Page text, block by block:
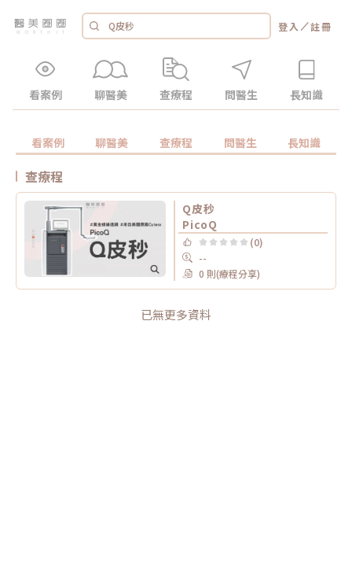
登入 ／註冊
看案例 聊醫美 查療程 問醫生 長知識
看案例 聊醫美 查療程 問醫生 長知識
查療程
Q皮秒
PicoQ
(0)
--
0 則(療程分享)
已無更多資料